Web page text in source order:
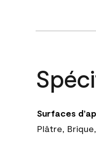
Surfaces
Plâtre,